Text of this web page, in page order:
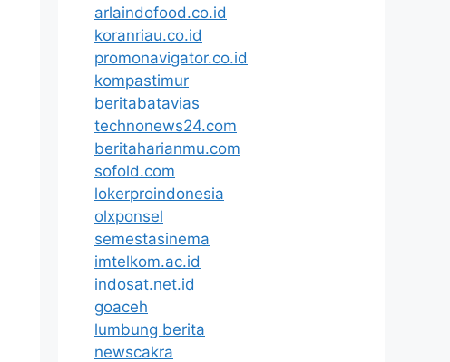
arlaindofood.co.id
koranriau.co.id
promonavigator.co.id
kompastimur
beritabatavias
technonews24.com
beritaharianmu.com
sofold.com
lokerproindonesia
olxponsel
semestasinema
imtelkom.ac.id
indosat.net.id
goaceh
lumbung berita
newscakra